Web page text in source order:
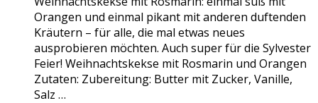
Orangen und einmal pikant mit anderen duftenden
Kräutern – für alle, die mal etwas neues
ausprobieren möchten. Auch super für die Sylvester
Feier! Weihnachtskekse mit Rosmarin und Orangen
Zutaten: Zubereitung: Butter mit Zucker, Vanille,
Salz …